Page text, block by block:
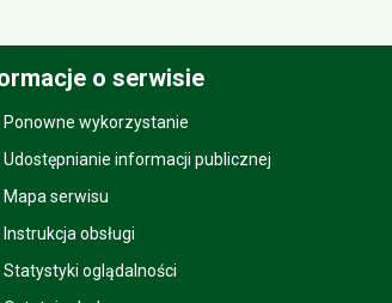
o serwisie
Ponowne wykorzystanie
Udostępnianie informacji publicznej
Mapa serwisu
Instrukcja obsługi
Statystyki oglądalności